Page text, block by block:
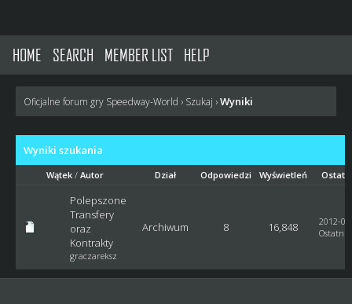
HOME SEARCH MEMBER LIST HELP
Oficjalne forum gry Speedway-World › Szukaj ›Wyniki
Wyniki szukania
Wątek / Autor Dział Odpowiedzi Wyświetleń
Polepszone
Transfery
oraz
Kontrakty
graczareksz
Archiwum 8 16,848
2012-
Ostatni